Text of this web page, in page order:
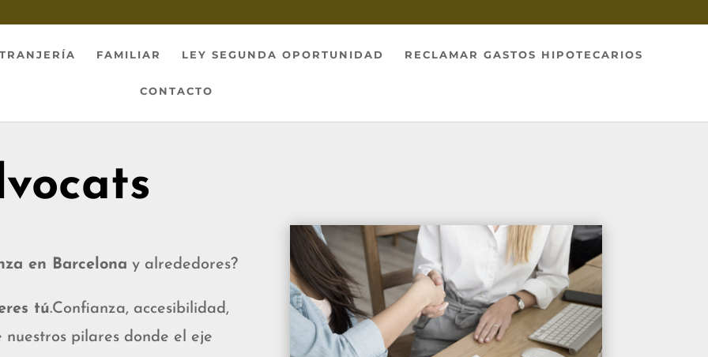
FAMILIAR LEY SEGUNDA OPORTUNIDAD RECLAMAR GASTOS HIPOTECARIOS
CONTACTO
en Barcelona y alrededores?
tú.Confianza, accesibilidad,
pilares donde el eje